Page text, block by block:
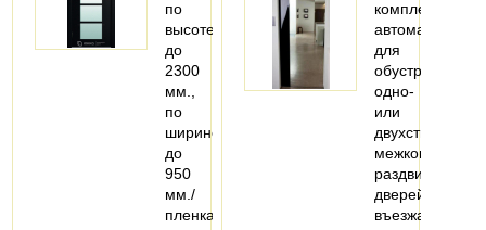
по
высоте
до
2300
мм.,
по
ширине
до
950
мм./
пленка
комплекты
автоматики
для
обустройства
одно-
или
двухстворчатых
межкомнатных
раздвижных
дверей,
въезжающих